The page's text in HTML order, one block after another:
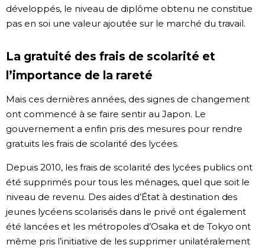
développés, le niveau de diplôme obtenu ne constitue
pas en soi une valeur ajoutée sur le marché du travail.
La gratuité des frais de scolarité et
l’importance de la rareté
Mais ces dernières années, des signes de changement
ont commencé à se faire sentir au Japon. Le
gouvernement a enfin pris des mesures pour rendre
gratuits les frais de scolarité des lycées.
Depuis 2010, les frais de scolarité des lycées publics ont
été supprimés pour tous les ménages, quel que soit le
niveau de revenu. Des aides d’État à destination des
jeunes lycéens scolarisés dans le privé ont également
été lancées et les métropoles d’Osaka et de Tokyo ont
même pris l’initiative de les supprimer unilatéralement